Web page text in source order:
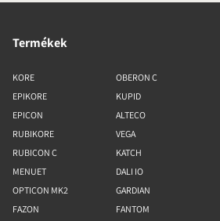
Termékek
KORE
EPIKORE
EPICON
RUBIKORE
RUBICON C
MENUET
OPTICON MK2
FAZON
OBERON C
KUPID
ALTECO
VEGA
KATCH
DALI IO
GARDIAN
FANTOM